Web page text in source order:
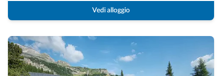
Vedi alloggio